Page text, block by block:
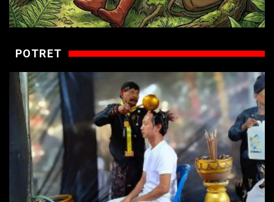
POTRET